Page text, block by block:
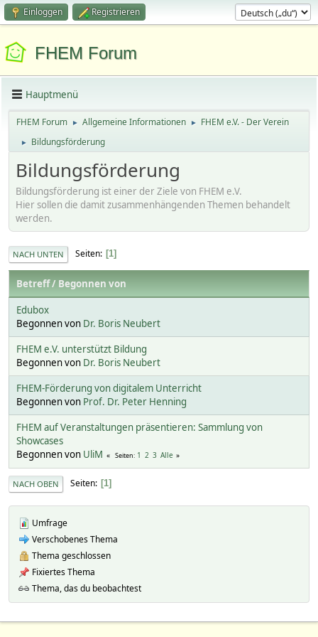
Einloggen Registrieren
FHEM Forum
Hauptmenü
FHEM Forum ► Allgemeine Informationen ► FHEM e.V. - Der Verein
► Bildungsförderung
Bildungsförderung
Bildungsförderung ist einer der Ziele von FHEM e.V.
Hier sollen die damit zusammenhängenden Themen behandelt
werden.
NACH UNTEN Seiten 1
Betreff/ Begonnen von
Edubox
Begonnen von Dr. Boris Neubert
FHEM e.V. unterstützt Bildung
Begonnen von Dr. Boris Neubert
FHEM-Förderung von digitalem Unterricht
Begonnen von Prof. Dr. Peter Henning
FHEM auf Veranstaltungen präsentieren: Sammlung von
Showcases
Begonnen von UliM Seiten 1 2 3 Alle
NACH OBEN Seiten 1
Umfrage
Verschobenes Thema
Thema geschlossen
Fixiertes Thema
Thema, das du beobachtest